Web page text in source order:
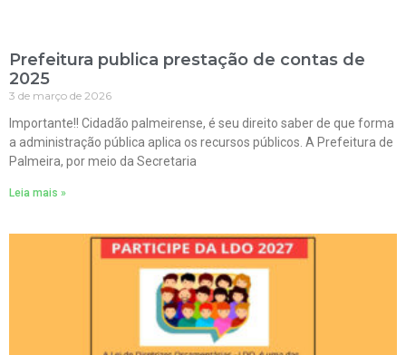
Prefeitura publica prestação de contas de
2025
3 de março de 2026
Importante!! Cidadão palmeirense, é seu direito saber de que forma
a administração pública aplica os recursos públicos. A Prefeitura de
Palmeira, por meio da Secretaria
Leia mais »